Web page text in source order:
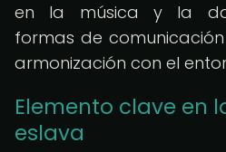
en la música y la
formas de
armonización con el
Elemento clave en
eslava